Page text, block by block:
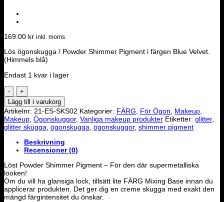
169.00 kr inkl. moms
Lös ögonskugga / Powder Shimmer Pigment i färgen Blue Velvet.
(Himmels blå)
Endast 1 kvar i lager
FÄRG
Ögonskugga
(Shimmer
Pigment)
-
Blue
mängd
Lägg till i varukorg
Artikelnr: 21-ES-SKS02 Kategorier: FÄRG För Ögon Makeup
Makeup Ögonskuggor, Vanliga makeup produkter Etiketter: glitter,
glitter skugga ögonskugga ögonskuggor, shimmer pigment
Beskrivning
Recensioner (0)
Löst Powder Shimmer Pigment – För den där supermetalliska
looken!
Om du vill ha glansiga lock, tillsätt lite FÄRG Mixing Base innan du
applicerar produkten. Det ger dig en creme skugga med exakt den
mängd färgintensitet du önskar.